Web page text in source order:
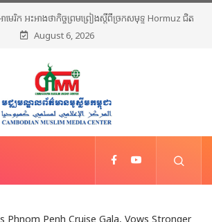
មេរិក អះអាងថាកិច្ចព្រមព្រៀងស្តីពីច្រកសមុទ្ទ Hormuz ជិត
សម្រេចបានហើយ
August 6, 2026